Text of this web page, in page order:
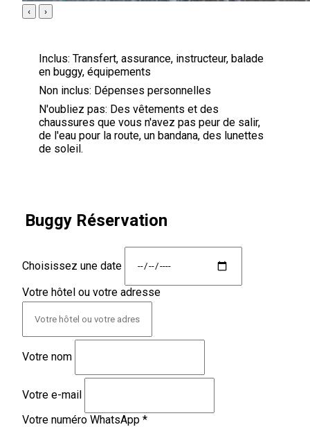
‹ ›
Inclus: Transfert, assurance, instructeur, balade
en buggy, équipements
Non inclus: Dépenses personnelles
N'oubliez pas: Des vêtements et des
chaussures que vous n'avez pas peur de salir,
de l'eau pour la route, un bandana, des lunettes
de soleil.
Buggy Réservation
Choisissez une date
Votre hôtel ou votre adresse
Votre nom
Votre e-mail
Votre numéro WhatsApp *